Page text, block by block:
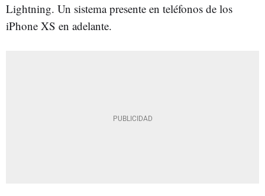
Lightning. Un sistema presente en teléfonos de los
iPhone XS en adelante.